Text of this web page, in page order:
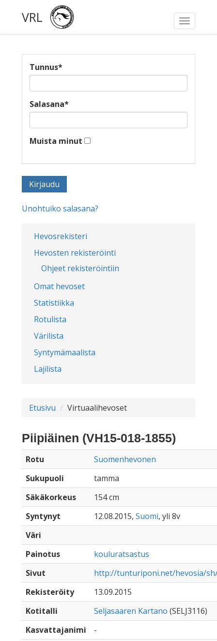
Toggle
VRL
Hevosrekisteri
Hevosten rekisteröinti
Ohjeet rekisteröintiin
Omat hevoset
Statistiikka
Rotulista
Värilista
Syntymämaalista
Lajilista
Tunnus*
Salasana*
Muista minut
Unohtuiko salasana?
Etusivu Virtuaalihevoset
Piipiäinen (VH15-018-1855)
Rotu
Suomenhevonen
Sukupuoli
tamma
Säkäkorkeus
154 cm
Syntynyt
12.08.2015, Suomi, yli 8v
Väri
Painotus
kouluratsastus
Sivut
http://tunturiponi.net/hevosia/
Rekisteröity
13.09.2015
Kotitalli
Seljasaaren Kartano (SELJ3116)
Kasvattajanimi
-